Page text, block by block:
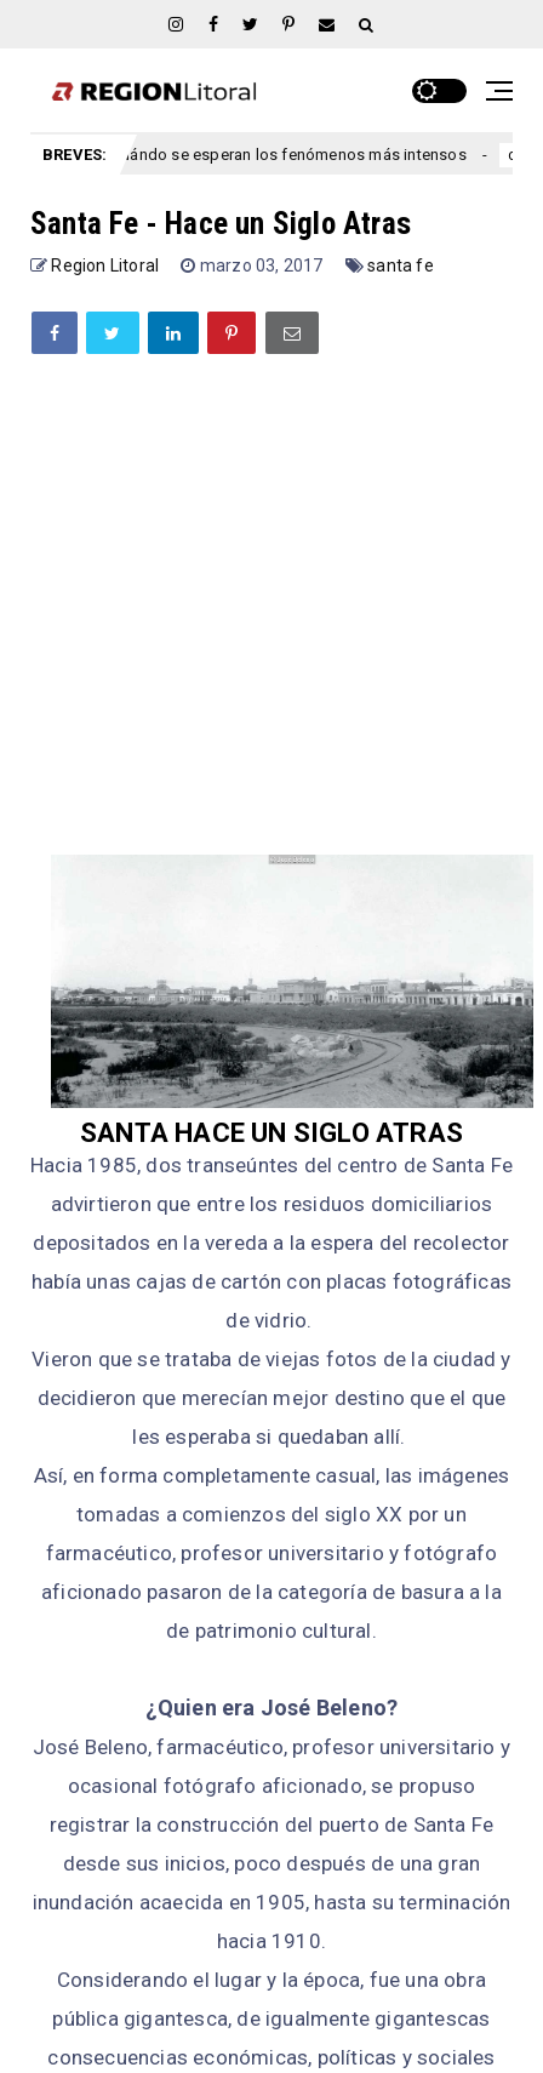
BREVES:
Ríos: cuándo se esperan los fenómenos más intensos congreso
Santa Fe - Hace un Siglo Atras
Region Litoral marzo 03, 2017 santa fe
SANTA HACE UN SIGLO ATRAS
Hacia 1985, dos transeúntes del centro de Santa Fe
advirtieron que entre los residuos domiciliarios
depositados en la vereda a la espera del recolector
había unas cajas de cartón con placas fotográficas
de vidrio.
Vieron que se trataba de viejas fotos de la ciudad y
decidieron que merecían mejor destino que el que
les esperaba si quedaban allí.
Así, en forma completamente casual, las imágenes
tomadas a comienzos del siglo XX por un
farmacéutico, profesor universitario y fotógrafo
aficionado pasaron de la categoría de basura a la
de patrimonio cultural.
¿Quien era José Beleno?
José Beleno, farmacéutico, profesor universitario y
ocasional fotógrafo aficionado, se propuso
registrar la construcción del puerto de Santa Fe
desde sus inicios, poco después de una gran
inundación acaecida en 1905, hasta su terminación
hacia 1910.
Considerando el lugar y la época, fue una obra
pública gigantesca, de igualmente gigantescas
consecuencias económicas, políticas y sociales